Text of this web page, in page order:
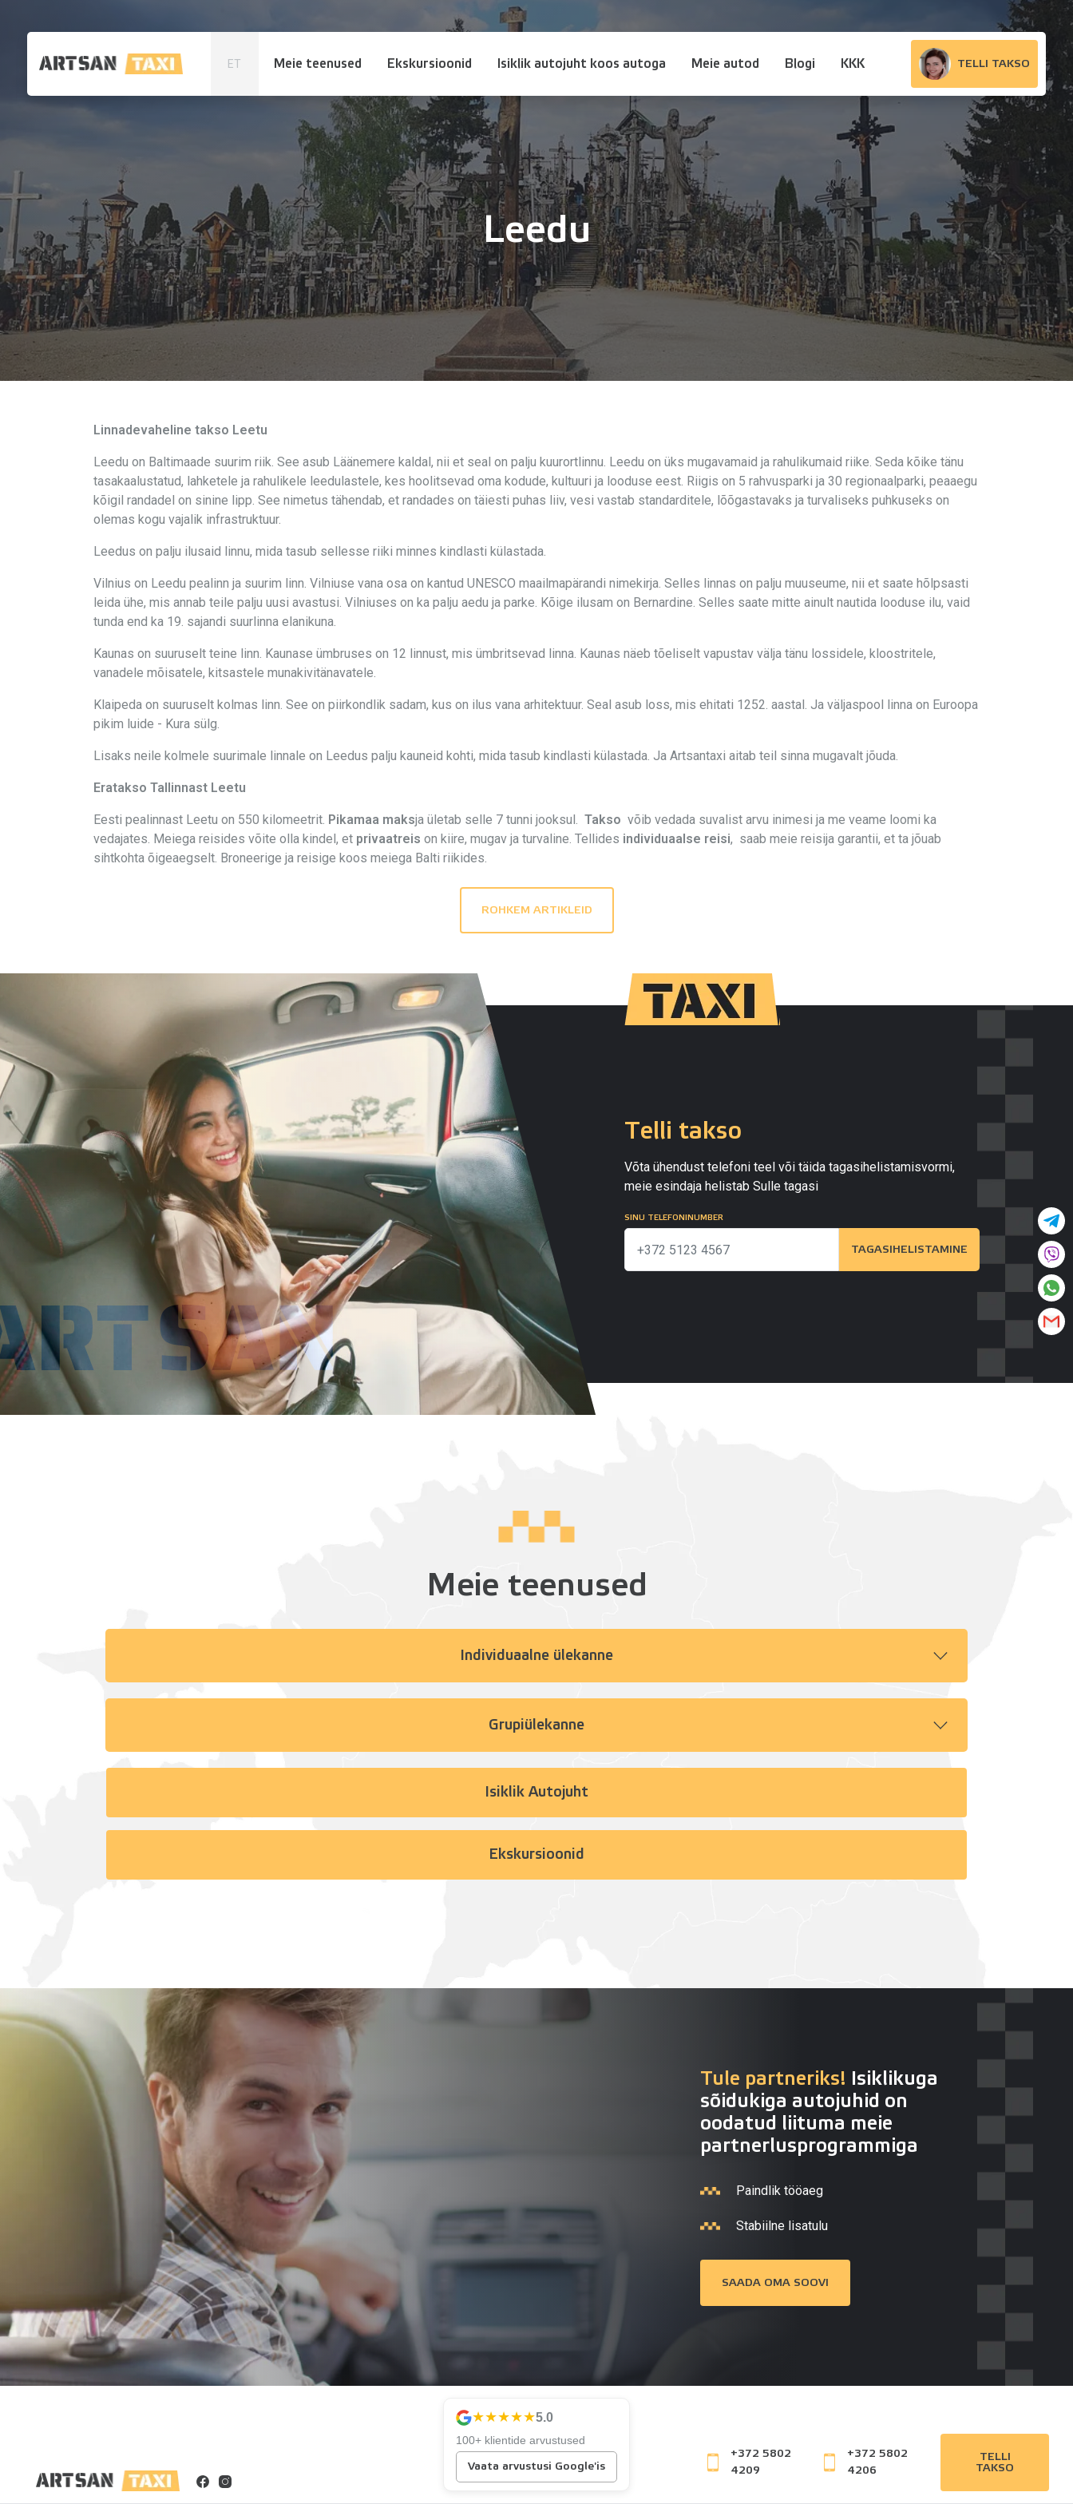
ET Meie teenused Ekskursioonid Isiklik autojuht koos autoga Meie autod Blogi KKK TELLI TAKSO
Leedu
Linnadevaheline takso Leetu
Leedu on Baltimaade suurim riik. See asub Läänemere kaldal, nii et seal on palju kuurortlinnu. Leedu on üks mugavamaid ja rahulikumaid riike. Seda kõike tänu
tasakaalustatud, lahketele ja rahulikele leedulastele, kes hoolitsevad oma kodude, kultuuri ja looduse eest. Riigis on 5 rahvusparki ja 30 regionaalparki, peaaegu
kõigil randadel on sinine lipp. See nimetus tähendab, et randades on täiesti puhas liiv, vesi vastab standarditele, lõõgastavaks ja turvaliseks puhkuseks on
olemas kogu vajalik infrastruktuur.
Leedus on palju ilusaid linnu, mida tasub sellesse riiki minnes kindlasti külastada.
Vilnius on Leedu pealinn ja suurim linn. Vilniuse vana osa on kantud UNESCO maailmapärandi nimekirja. Selles linnas on palju muuseume, nii et saate hõlpsasti
leida ühe, mis annab teile palju uusi avastusi. Vilniuses on ka palju aedu ja parke. Kõige ilusam on Bernardine. Selles saate mitte ainult nautida looduse ilu, vaid
tunda end ka 19. sajandi suurlinna elanikuna.
Kaunas on suuruselt teine linn. Kaunase ümbruses on 12 linnust, mis ümbritsevad linna. Kaunas näeb tõeliselt vapustav välja tänu lossidele, kloostritele,
vanadele mõisatele, kitsastele munakivitänavatele.
Klaipeda on suuruselt kolmas linn. See on piirkondlik sadam, kus on ilus vana arhitektuur. Seal asub loss, mis ehitati 1252. aastal. Ja väljaspool linna on Euroopa
pikim luide - Kura sülg.
Lisaks neile kolmele suurimale linnale on Leedus palju kauneid kohti, mida tasub kindlasti külastada. Ja Artsantaxi aitab teil sinna mugavalt jõuda.
Eratakso Tallinnast Leetu
Eesti pealinnast Leetu on 550 kilomeetrit. Pikamaa maksja ületab selle 7 tunni jooksul. Takso võib vedada suvalist arvu inimesi ja me veame loomi ka
vedajates. Meiega reisides võite olla kindel, et privaatreis on kiire, mugav ja turvaline. Tellides individuaalse reisi, saab meie reisija garantii, et ta jõuab
sihtkohta õigeaegselt. Broneerige ja reisige koos meiega Balti riikides.
ROHKEM ARTIKLEID
Telli takso
Võta ühendust telefoni teel või täida tagasihelistamisvormi,
meie esindaja helistab Sulle tagasi
SINU TELEFONINUMBER
TAGASIHELISTAMINE
Meie teenused
Individuaalne ülekanne
Grupiülekanne
Isiklik Autojuht
Ekskursioonid
Tule partneriks! Isiklikuga
sõidukiga autojuhid on
oodatud liituma meie
partnerlusprogrammiga
Paindlik tööaeg
Stabiilne lisatulu
SAADA OMA SOOVI
★★★★★5.0
100+ klientide arvustused
Vaata arvustusi Google'is
+372 5802
4209
+372 5802
4206
TELLI
TAKSO